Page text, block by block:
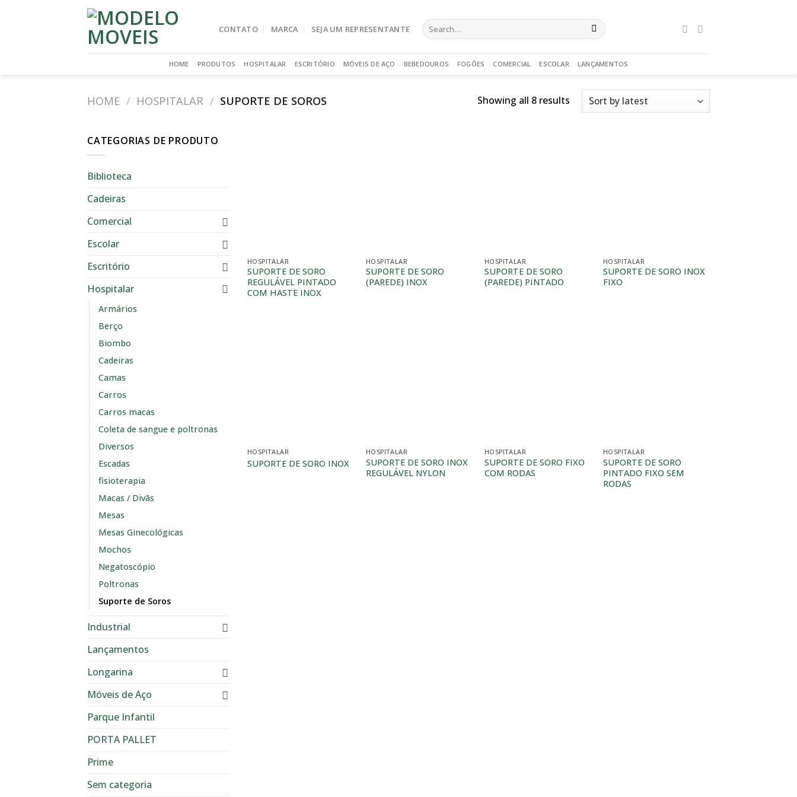
CONTATO MARCA SEJA UM REPRESENTANTE
Search
for:
HOME PRODUTOS HOSPITALAR ESCRITÓRIO MÓVEIS DE AÇO BEBEDOUROS FOGÕES COMERCIAL ESCOLAR LANÇAMENTOS
HOME / HOSPITALAR / SUPORTE DE SOROS Showing all 8 results
CATEGORIAS DE PRODUTO
Biblioteca
Cadeiras
Comercial
Escolar
Escritório
Hospitalar
Armários
Berço
Biombo
Cadeiras
Camas
Carros
Carros macas
Coleta de sangue e poltronas
Diversos
Escadas
fisioterapia
Macas / Divãs
Mesas
Mesas Ginecológicas
Mochos
Negatoscópio
Poltronas
Suporte de Soros
Industrial
Lançamentos
Longarina
Móveis de Aço
Parque Infantil
PORTA PALLET
Prime
Sem categoria
HOSPITALAR
SUPORTE DE SORO
REGULÁVEL PINTADO
COM HASTE INOX
HOSPITALAR
SUPORTE DE SORO
(PAREDE) INOX
HOSPITALAR
SUPORTE DE SORO
(PAREDE) PINTADO
HOSPITALAR
SUPORTE DE SORO INOX
FIXO
HOSPITALAR
SUPORTE DE SORO INOX
HOSPITALAR
SUPORTE DE SORO INOX
REGULÁVEL NYLON
HOSPITALAR
SUPORTE DE SORO FIXO
COM RODAS
HOSPITALAR
SUPORTE DE SORO
PINTADO FIXO SEM
RODAS